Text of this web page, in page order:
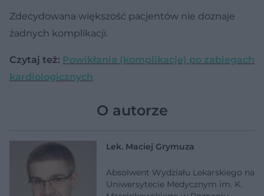
Zdecydowana większość pacjentów nie doznaje
żadnych komplikacji.
Czytaj też: Powikłania (komplikacje) po zabiegach
kardiologicznych
O autorze
Lek. Maciej Grymuza
Absolwent Wydziału Lekarskiego na
Uniwersytecie Medycznym im. K.